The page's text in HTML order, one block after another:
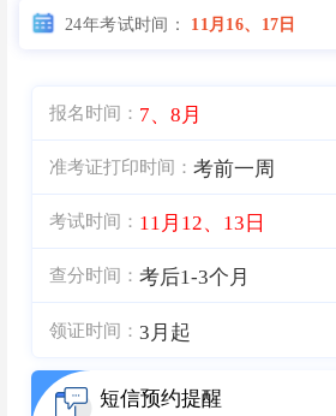
24年考试时间： 11月16、17日
报名时间： 7、8月
准考证打印时间： 考前一周
考试时间： 11月12、13日
查分时间： 考后1-3个月
领证时间： 3月起
短信预约提醒